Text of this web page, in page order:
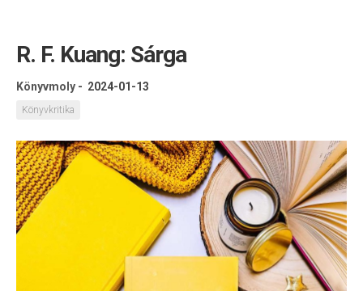
R. F. Kuang: Sárga
Könyvmoly - 2024-01-13
Könyvkritika